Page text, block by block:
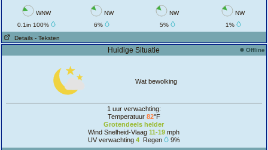
WNW NW NW
NW
0.1in 100%
6% 5%
1%
Details - Teksten
Huidige Situatie Offline
Wat bewolking
1 uur verwachting:
Temperatuur 82°F
Grotendeels helder
Wind Snelheid-Vlaag 11-19 mph
UV verwachting 4Regen 9%